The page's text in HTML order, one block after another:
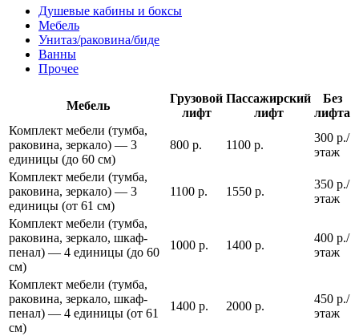
Душевые кабины и боксы
Мебель
Унитаз/раковина/биде
Ванны
Прочее
Мебель
Грузовой
лифт
Пассажирский
лифт
Без
лифта
Комплект мебели (тумба,
раковина, зеркало) — 3
единицы (до 60 см)
800 р. 1100 р.
300 р./
этаж
Комплект мебели (тумба,
раковина, зеркало) — 3
единицы (от 61 см)
1100 р. 1550 р.
350 р./
этаж
Комплект мебели (тумба,
раковина, зеркало, шкаф-
пенал) — 4 единицы (до 60
см)
1000 р. 1400 р.
400 р./
этаж
Комплект мебели (тумба,
раковина, зеркало, шкаф-
пенал) — 4 единицы (от 61
см)
1400 р. 2000 р.
450 р./
этаж